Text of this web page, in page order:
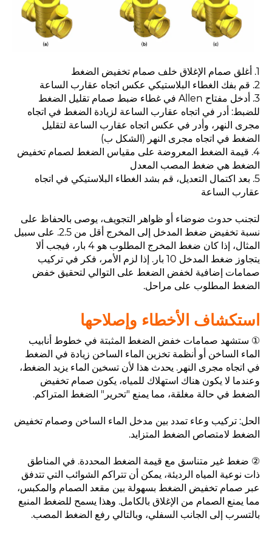
1. أغلق صمام الإغلاق خلف صمام تخفيض الضغط
2. قم بفك الغطاء البلاستيكي عكس اتجاه عقارب الساعة
3. أدخل مفتاح Allen في غطاء ضبط صمام تقليل الضغط
للضبط: أدر في اتجاه عقارب الساعة لزيادة الضغط في اتجاه
مجرى النهر، وأدر في عكس اتجاه عقارب الساعة لتقليل
الضغط في اتجاه مجرى النهر (الشكل ب)
4. قيمة الضغط المعروضة على مقياس الضغط لصمام تخفيض
الضغط هي ضغط المصب المعدل
5. بعد اكتمال التعديل، قم بشد الغطاء البلاستيكي في اتجاه
عقارب الساعة
لتجنب حدوث ضوضاء أو ظواهر التجويف، يوصى بالحفاظ على
نسبة تخفيض ضغط المدخل إلى المخرج أقل من 2.5. على سبيل
المثال، إذا كان ضغط المخرج المطلوب هو 4 بار، فيجب ألا
يتجاوز ضغط المدخل 10 بار. إذا لزم الأمر، فكر في تركيب
صمامات إضافية لخفض الضغط على التوالي لتحقيق خفض
الضغط المطلوب على مراحل.
استكشاف الأخطاء وإصلاحها
① ستشهد صمامات خفض الضغط المثبتة في خطوط أنابيب
الماء الساخن أو أنظمة تخزين الماء الساخن زيادة في الضغط
في اتجاه مجرى النهر. يحدث هذا لأن تسخين الماء يزيد الضغط،
وعندما لا يكون هناك استهلاك للمياه، يكون صمام تخفيض
الضغط في حالة مغلقة، مما يمنع "تحرير" الضغط المتراكم.
الحل: تركيب وعاء تمدد بين مدخل الماء الساخن وصمام تخفيض
الضغط لامتصاص الضغط المتزايد.
② ضغط غير متناسق مع قيمة الضغط المحددة. في المناطق
ذات نوعية المياه الرديئة، يمكن أن تتراكم الشوائب التي تتدفق
عبر صمام تخفيض الضغط بسهولة بين مقعد الصمام والمكبس،
مما يمنع الصمام من الإغلاق بالكامل. وهذا يسمح للضغط المنبع
بالتسرب إلى الجانب السفلي، وبالتالي رفع الضغط المصب.